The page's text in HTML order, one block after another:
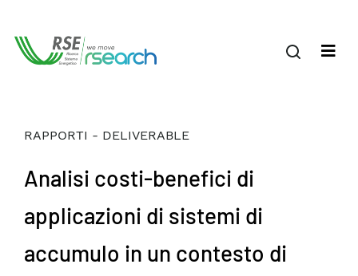
RAPPORTI - DELIVERABLE
Analisi costi-benefici di
applicazioni di sistemi di
accumulo in un contesto di